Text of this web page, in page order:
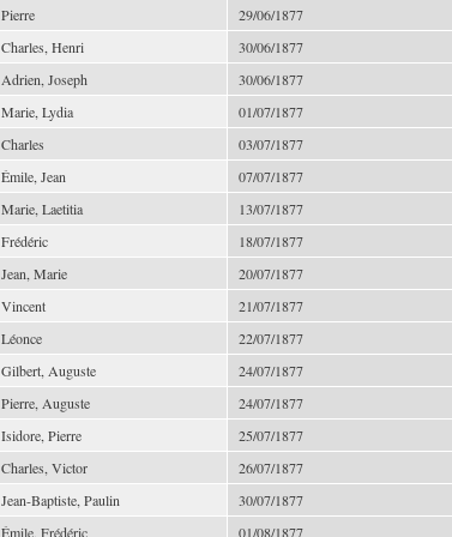
Pierre
29/06/1877
Charles, Henri
30/06/1877
Adrien, Joseph
30/06/1877
Marie, Lydia 01/07/1877
Charles
03/07/1877
Émile, Jean
07/07/1877
Marie, Laetitia
13/07/1877
Frédéric
18/07/1877
Jean, Marie
20/07/1877
Vincent
21/07/1877
Léonce
22/07/1877
Gilbert, Auguste
24/07/1877
Pierre, Auguste
24/07/1877
Isidore, Pierre
25/07/1877
Charles, Victor
26/07/1877
Jean-Baptiste, Paulin
30/07/1877
Émile, Frédéric 01/08/1877